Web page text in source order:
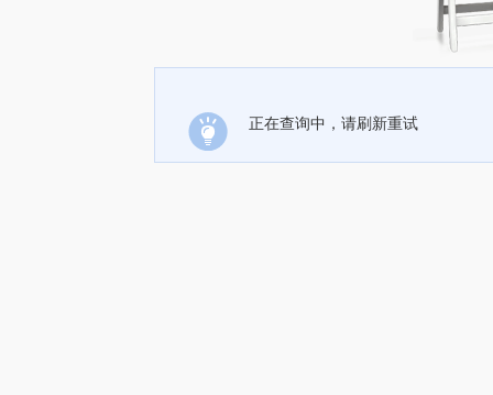
正在查询中，请刷新重试